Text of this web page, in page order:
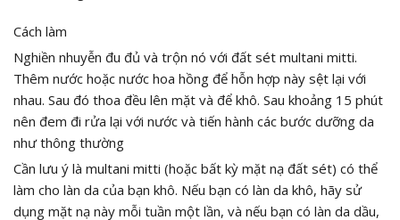
Cách làm
Nghiền nhuyễn đu đủ và trộn nó với đất sét multani mitti.
Thêm nước hoặc nước hoa hồng để hỗn hợp này sệt lại với
nhau. Sau đó thoa đều lên mặt và để khô. Sau khoảng 15 phút
nên đem đi rửa lại với nước và tiến hành các bước dưỡng da
như thông thường
Cần lưu ý là multani mitti (hoặc bất kỳ mặt nạ đất sét) có thể
làm cho làn da của bạn khô. Nếu bạn có làn da khô, hãy sử
dụng mặt nạ này mỗi tuần một lần, và nếu bạn có làn da dầu,